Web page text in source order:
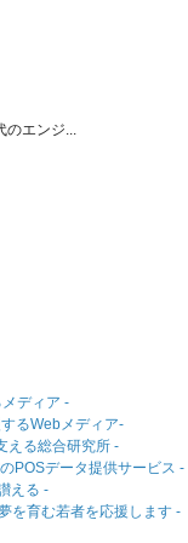
エンジ...
ディア -
るWebメディア-
える総合研究所 -
POSデータ提供サービス -
える -
を育む若者を応援します -